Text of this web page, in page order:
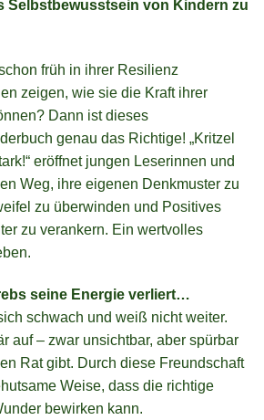
Selbstbewusstsein von Kindern zu
früh in ihrer Resilienz
zeigen, wie sie die Kraft ihrer
Dann ist dieses
genau das Richtige! „Kritzel
eröffnet jungen Leserinnen und
Weg, ihre eigenen Denkmuster zu
zu überwinden und Positives
zu verankern. Ein wertvolles
seine Energie verliert…
schwach und weiß nicht weiter.
auf – zwar unsichtbar, aber spürbar
Rat gibt. Durch diese Freundschaft
Weise, dass die richtige
bewirken kann.